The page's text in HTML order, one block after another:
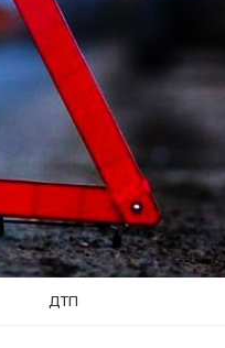
ДТП